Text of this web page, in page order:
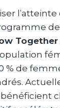
Together
% de